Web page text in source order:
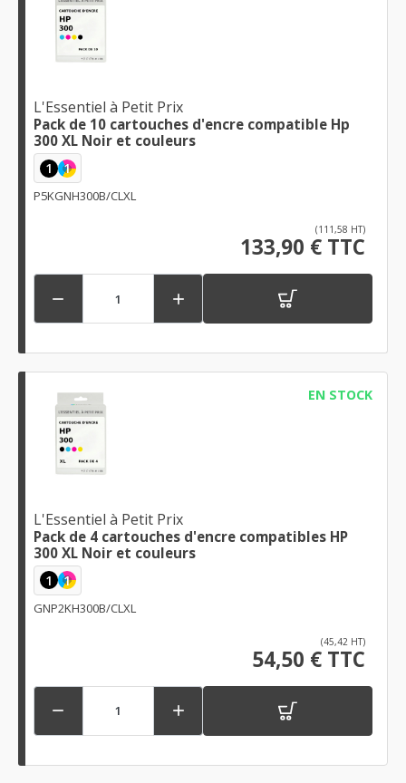
L'Essentiel à Petit Prix
Pack de 10 cartouches d'encre compatible Hp
300 XL Noir et couleurs
1 1
P5KGNH300B/CLXL
(111,58 HT)
133,90 € TTC
 
EN STOCK
L'Essentiel à Petit Prix
Pack de 4 cartouches d'encre compatibles HP
300 XL Noir et couleurs
1 1
GNP2KH300B/CLXL
(45,42 HT)
54,50 € TTC
 